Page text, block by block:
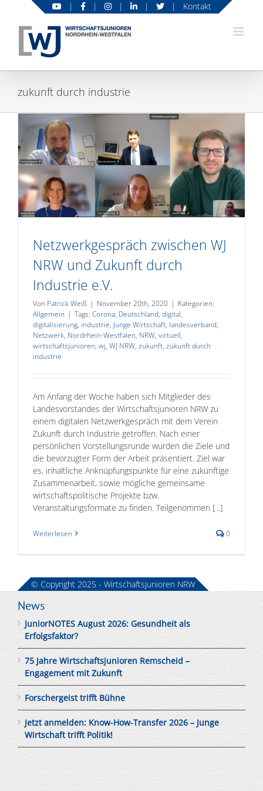
springen
| | | | | Kontakt
zukunft durch industrie
Netzwerkgespräch zwischen WJ
NRW und Zukunft durch
Industrie e.V.
Von Patrick Weiß | November 20th, 2020 | Kategorien:
Allgemein | Tags: Corona, Deutschland, digital,
digitalisierung, industrie, Junge Wirtschaft, landesverband,
Netzwerk, Nordrhein-Westfalen, NRW, virtuell,
wirtschaftsjunioren, wj, WJ NRW, zukunft, zukunft durch
industrie
Am Anfang der Woche haben sich Mitglieder des
Landesvorstandes der Wirtschaftsjunioren NRW zu
einem digitalen Netzwerkgespräch mit dem Verein
Zukunft durch Industrie getroffen. Nach einer
persönlichen Vorstellungsrunde wurden die Ziele und
die bevorzugter Form der Arbeit präsentiert. Ziel war
es, inhaltliche Anknüpfungspunkte für eine zukünftige
Zusammenarbeit, sowie mögliche gemeinsame
wirtschaftspolitische Projekte bzw.
Veranstaltungsformate zu finden. Teilgenommen [...]
Weiterlesen 0
News
JuniorNOTES August 2026: Gesundheit als
Erfolgsfaktor?
75 Jahre Wirtschaftsjunioren Remscheid –
Engagement mit Zukunft
Forschergeist trifft Bühne
Jetzt anmelden: Know-How-Transfer 2026 – Junge
Wirtschaft trifft Politik!
© Copyright 2025 - Wirtschaftsjunioren NRW